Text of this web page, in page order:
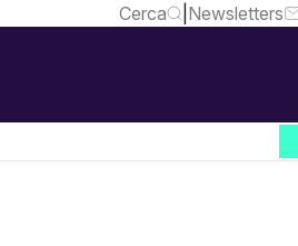
Cerca Newsletters